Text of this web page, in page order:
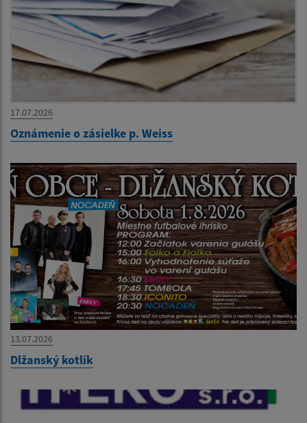
17.07.2026
Oznámenie o zásielke p. Weiss
13.07.2026
Dlžanský kotlík